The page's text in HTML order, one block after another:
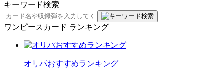
キーワード検索
ワンピースカード ランキング
オリパおすすめランキング